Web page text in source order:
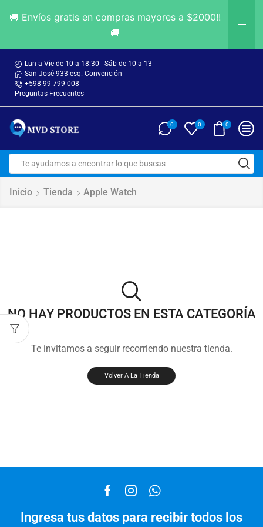
Lun a Vie de 10 a 18:30 - Sáb de 10 a 13
San José 933 esq. Convención
+598 99 799 008
Preguntas Frecuentes
0 0 0
Inicio Tienda Apple Watch
NO HAY PRODUCTOS EN ESTA CATEGORÍA
Te invitamos a seguir recorriendo nuestra tienda.
Volver A La Tienda
Ingresa tus datos para recibir todos los
🚚 Envíos gratis en compras mayores a $2000!!
🚚